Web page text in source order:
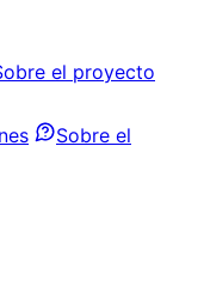
el proyecto
Sobre el